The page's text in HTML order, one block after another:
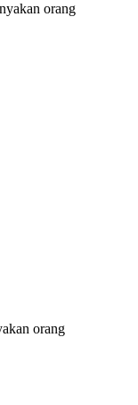
orang
orang